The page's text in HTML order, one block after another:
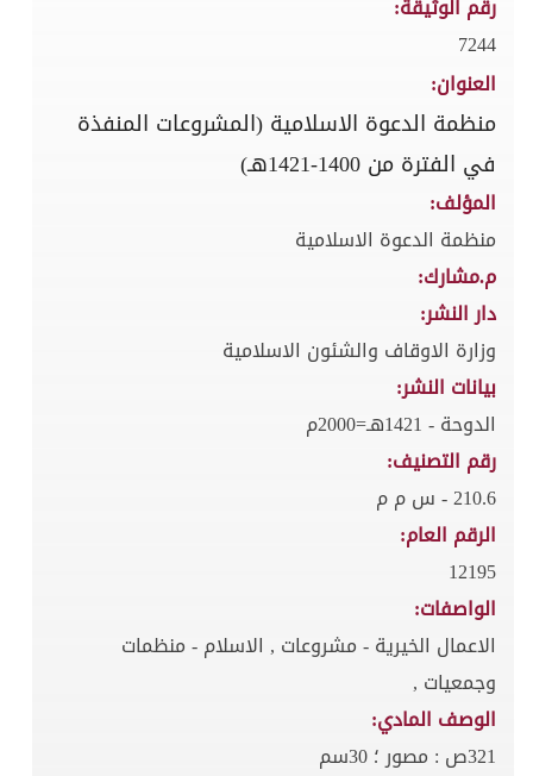
7244
العنوان:
منظمة الدعوة الاسلامية (المشروعات المنفذة
في الفترة من 1400-1421هـ)
المؤلف:
منظمة الدعوة الاسلامية
م.مشارك:
دار النشر:
وزارة الاوقاف والشئون الاسلامية
بيانات النشر:
الدوحة - 1421هـ=2000م
رقم التصنيف:
210.6 - س م م
الرقم العام:
12195
الواصفات:
الاعمال الخيرية - مشروعات , الاسلام - منظمات
وجمعيات ,
الوصف المادي:
321ص : مصور ؛ 30سم